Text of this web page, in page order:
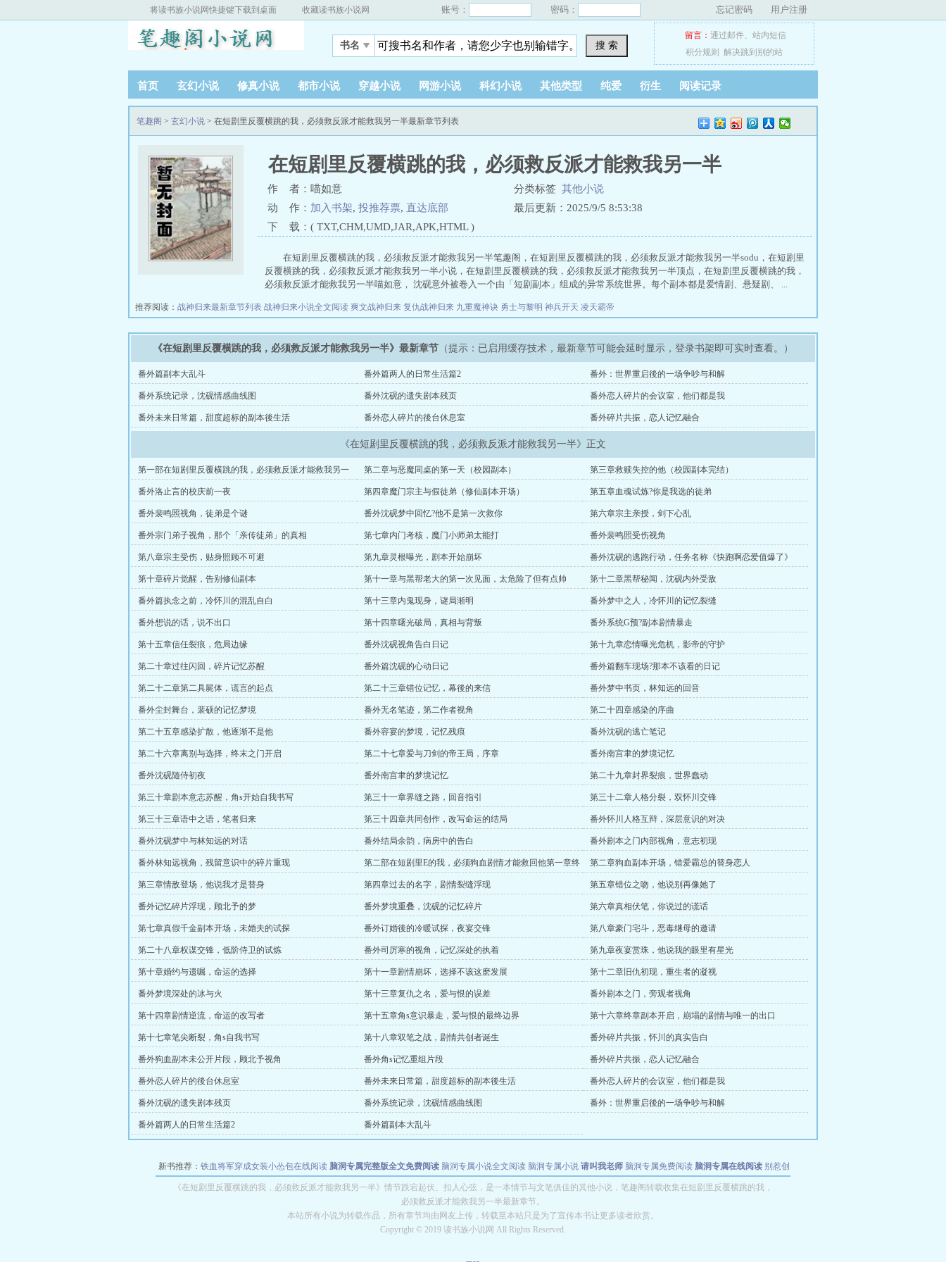
将读书族小说网快捷键下载到桌面 收藏读书族小说网 账号： 密码： 忘记密码 用户注册
书名 搜 索
留言： 通过邮件、 站内短信
积分规则
解决跳到别的站
首页 玄幻小说 修真小说 都市小说 穿越小说 网游小说 科幻小说 其他类型 纯爱 衍生 阅读记录
笔趣阁 > 玄幻小说 > 在短剧里反覆横跳的我，必须救反派才能救我另一半最新章节列表
在短剧里反覆横跳的我，必须救反派才能救我另一半
作 者：喵如意 分类标签 其他小说
动 作： 加入书架, 投推荐票, 直达底部
最后更新：2025/9/5 8:53:38
下 载：( TXT,CHM,UMD,JAR,APK,HTML )
在短剧里反覆横跳的我，必须救反派才能救我另一半笔趣阁，在短剧里反覆横跳的我，必须救反派才能救我另一半sodu，在短剧里
反覆横跳的我，必须救反派才能救我另一半小说，在短剧里反覆横跳的我，必须救反派才能救我另一半顶点，在短剧里反覆横跳的我，
必须救反派才能救我另一半喵如意， 沈砚意外被卷入一个由「短剧副本」组成的异常系统世界。每个副本都是爱情剧、悬疑剧、 ...
推荐阅读： 战神归来最新章节列表 战神归来小说全文阅读 爽文战神归来 复仇战神归来 九重魔神诀 勇士与黎明 神兵开天 凌天霸帝
《在短剧里反覆横跳的我，必须救反派才能救我另一半》最新章节 （提示：已启用缓存技术，最新章节可能会延时显示，登录书架即可实时查看。）
番外篇副本大乱斗 番外篇两人的日常生活篇2 番外：世界重启後的一场争吵与和解
番外系统记录，沈砚情感曲线图 番外沈砚的遗失剧本残页 番外恋人碎片的会议室，他们都是我
番外未来日常篇，甜度超标的副本後生活 番外恋人碎片的後台休息室 番外碎片共振，恋人记忆融合
《在短剧里反覆横跳的我，必须救反派才能救我另一半》正文
第一部在短剧里反覆横跳的我，必须救反派才能救我另一
半第一章手机里的他，快要死了
第二章与恶魔同桌的第一天（校园副本） 第三章救赎失控的他（校园副本完结）
番外洛止言的校庆前一夜 第四章魔门宗主与假徒弟（修仙副本开场） 第五章血魂试炼?你是我选的徒弟
番外裴鸣照视角，徒弟是个谜 番外沈砚梦中回忆?他不是第一次救你 第六章宗主亲授，剑下心乱
番外宗门弟子视角，那个「亲传徒弟」的真相 第七章内门考核，魔门小师弟太能打 番外裴鸣照受伤视角
第八章宗主受伤，贴身照顾不可避 第九章灵根曝光，剧本开始崩坏 番外沈砚的逃跑行动，任务名称《快跑啊恋爱值爆了》
第十章碎片觉醒，告别修仙副本 第十一章与黑帮老大的第一次见面，太危险了但有点帅 第十二章黑帮秘闻，沈砚内外受敌
番外篇执念之前，冷怀川的混乱自白 第十三章内鬼现身，谜局渐明 番外梦中之人，冷怀川的记忆裂缝
番外想说的话，说不出口 第十四章曙光破局，真相与背叛 番外系统G预?副本剧情暴走
第十五章信任裂痕，危局边缘 番外沈砚视角告白日记 第十九章恋情曝光危机，影帝的守护
第二十章过往闪回，碎片记忆苏醒 番外篇沈砚的心动日记 番外篇翻车现场?那本不该看的日记
第二十二章第二具屍体，谎言的起点 第二十三章错位记忆，幕後的来信 番外梦中书页，林知远的回音
番外尘封舞台，裴硕的记忆梦境 番外无名笔迹，第二作者视角 第二十四章感染的序曲
第二十五章感染扩散，他逐渐不是他 番外容宴的梦境，记忆残痕 番外沈砚的逃亡笔记
第二十六章离别与选择，终末之门开启 第二十七章爱与刀剑的帝王局，序章 番外南宫聿的梦境记忆
番外沈砚随侍初夜 番外南宫聿的梦境记忆 第二十九章封界裂痕，世界蠢动
第三十章剧本意志苏醒，角s开始自我书写 第三十一章界缝之路，回音指引 第三十二章人格分裂，双怀川交锋
第三十三章语中之语，笔者归来 第三十四章共同创作，改写命运的结局 番外怀川人格互辩，深层意识的对决
番外沈砚梦中与林知远的对话 番外结局余韵，病房中的告白 番外剧本之门内部视角，意志初现
番外林知远视角，残留意识中的碎片重现
第二部在短剧里E的我，必须狗血剧情才能救回他第一章终
幕前的副本重叠，选择之境
第二章狗血副本开场，错爱霸总的替身恋人
第三章情敌登场，他说我才是替身 第四章过去的名字，剧情裂缝浮现 第五章错位之吻，他说别再像她了
番外记忆碎片浮现，顾北予的梦 番外梦境重叠，沈砚的记忆碎片 第六章真相伏笔，你说过的谎话
第七章真假千金副本开场，未婚夫的试探 番外订婚後的冷暖试探，夜宴交锋 第八章豪门宅斗，恶毒继母的邀请
第二十八章权谋交锋，低阶侍卫的试炼 番外司厉寒的视角，记忆深处的执着 第九章夜宴赏珠，他说我的眼里有星光
第十章婚约与遗嘱，命运的选择 第十一章剧情崩坏，选择不该这麽发展 第十二章旧仇初现，重生者的凝视
番外梦境深处的冰与火 第十三章复仇之名，爱与恨的误差 番外剧本之门，旁观者视角
第十四章剧情逆流，命运的改写者 第十五章角s意识暴走，爱与恨的最终边界 第十六章终章副本开启，崩塌的剧情与唯一的出口
第十七章笔尖断裂，角s自我书写 第十八章双笔之战，剧情共创者诞生 番外碎片共振，怀川的真实告白
番外狗血副本未公开片段，顾北予视角 番外角s记忆重组片段 番外碎片共振，恋人记忆融合
番外恋人碎片的後台休息室 番外未来日常篇，甜度超标的副本後生活 番外恋人碎片的会议室，他们都是我
番外沈砚的遗失剧本残页 番外系统记录，沈砚情感曲线图 番外：世界重启後的一场争吵与和解
番外篇两人的日常生活篇2 番外篇副本大乱斗
新书推荐： 铁血将军穿成女装小怂包在线阅读 脑洞专属完整版全文免费阅读 脑洞专属小说全文阅读 脑洞专属小说 请叫我老师 脑洞专属免费阅读 脑洞专属在线阅读 别惹创
世者 穿书第一天就结婚小说全文阅读
《在短剧里反覆横跳的我，必须救反派才能救我另一半》情节跌宕起伏、扣人心弦，是一本情节与文笔俱佳的其他小说，笔趣阁转载收集在短剧里反覆横跳的我，
必须救反派才能救我另一半最新章节。
本站所有小说为转载作品，所有章节均由网友上传，转载至本站只是为了宣传本书让更多读者欣赏。
Copyright © 2019 读书族小说网 All Rights Reserved.